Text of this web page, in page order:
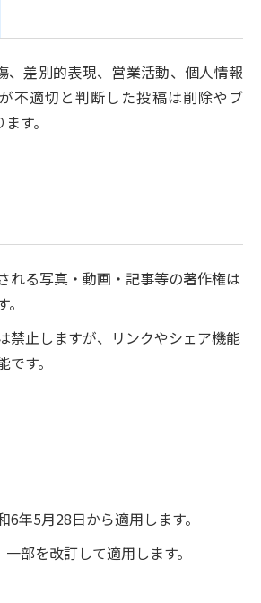
、差別的表現、営業活動、個人情報
不適切と判断した投稿は削除やブ
す。
れる写真・動画・記事等の著作権は
禁止しますが、リンクやシェア機能
す。
6年5月28日から適用します。
部を改訂して適用します。